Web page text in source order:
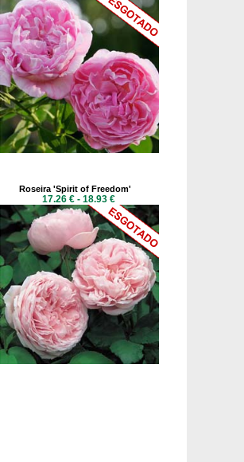
Roseira 'Spirit of Freedom'
17.26 € - 18.93 €